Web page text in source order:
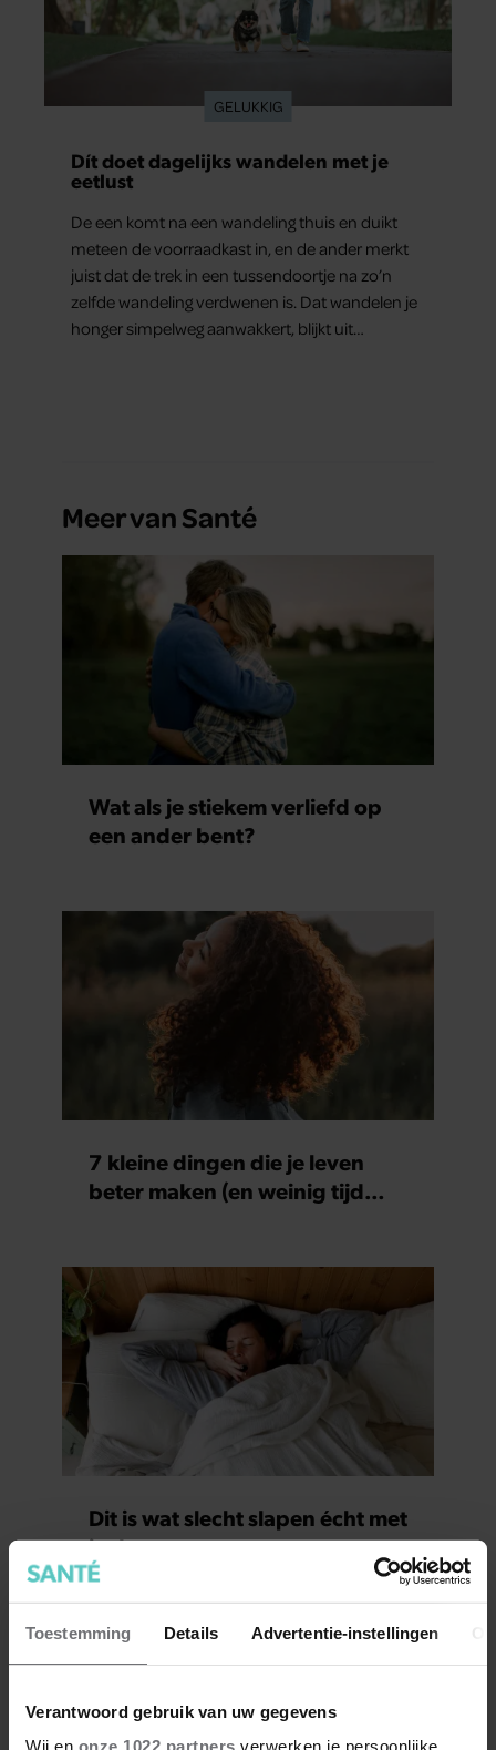
Toestemming Details Advertentie-instellingen
Verantwoord gebruik van uw gegevens
Wij en onze 1022 partners verwerken je persoonlijke
GELUKKIG
Dít doet dagelijks wandelen met je
eetlust
De een komt na een wandeling thuis en duikt
meteen de voorraadkast in, en de ander merkt
juist dat de trek in een tussendoortje na zo’n
zelfde wandeling verdwenen is. Dat wandelen je
honger simpelweg aanwakkert, blijkt uit
Meer van Santé
Wat als je stiekem verliefd op
een ander bent?
7 kleine dingen die je leven
beter maken (en weinig tijd
Dit is wat slecht slapen écht met
je doet